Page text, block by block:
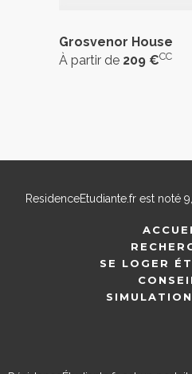
Grosvenor House
À partir de 209 €CC
ResidenceEtudiante.frest noté
SE LOGER